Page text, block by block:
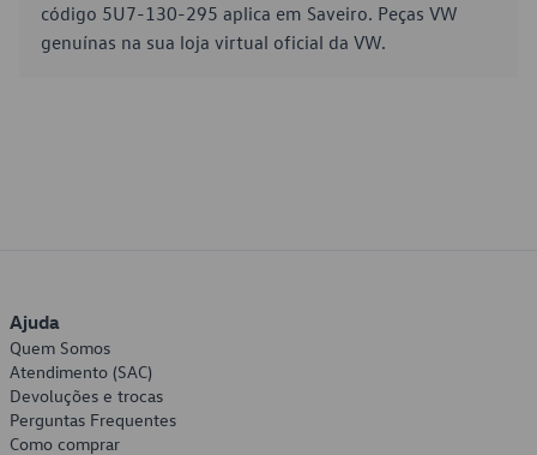
código 5U7-130-295 aplica em Saveiro. Peças VW
genuínas na sua loja virtual oficial da VW.
Ajuda
Quem Somos
Atendimento (SAC)
Devoluções e trocas
Perguntas Frequentes
Como comprar